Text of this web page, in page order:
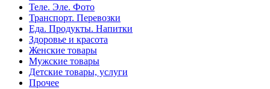
Теле. Эле. Фото
Транспорт. Перевозки
Еда. Продукты. Напитки
Здоровье и красота
Женские товары
Мужские товары
Детские товары, услуги
Прочее